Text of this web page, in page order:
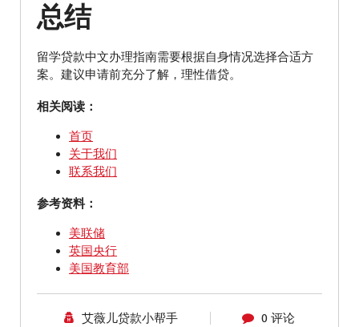
总结
留学贷款中文办理指南需要根据自身情况选择合适方
案。建议申请前充分了解，理性借贷。
相关阅读：
首页
关于我们
联系我们
参考资料：
美联储
英国央行
美国教育部
艾薇儿贷款小帮手 0 评论